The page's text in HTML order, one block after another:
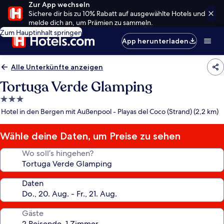
Zur App wechseln
Sichere dir bis zu 10% Rabatt auf ausgewählte Hotels und
melde dich an, um Prämien zu sammeln.
Zum Hauptinhalt springen
App herunterladen
Alle Unterkünfte anzeigen
Tortuga Verde Glamping
3.0-
Sterne-
Hotel in den Bergen mit Außenpool - Playas del Coco (Strand) (2,2 km)
Wähle deine Daten, um Preise zu sehen
Wo soll’s hingehen?
Daten
Gäste